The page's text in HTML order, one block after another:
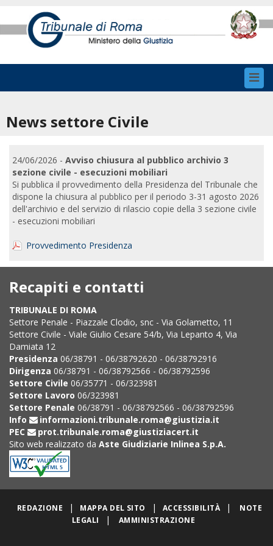
News settore Civile
24/06/2026 - Avviso chiusura al pubblico archivio 3
sezione civile - esecuzioni mobiliari
Si pubblica il provvedimento della Presidenza del Tribunale che
dispone la chiusura al pubblico per il periodo 3-31 agosto 2026
dell'archivio e del servizio di rilascio copie della 3 sezione civile
- esecuzioni mobiliari
Provvedimento Presidenza
Recapiti e contatti
TRIBUNALE DI ROMA
Settore Penale - Piazzale Clodio, snc - Via Golametto, 11
Settore Civile - Viale Giulio Cesare 54/b, Via Lepanto 4, Via
Damiata 12
Presidenza 06/38791 - 06/38792620 - 06/38792916
Dirigenza 06/38791 - 06/38792566 - 06/38792596
Settore Civile 06/35771 - 06/323981
Settore Lavoro 06/323981
Settore Penale 06/38791 - 06/38792566 - 06/38792596
Info
informazioni.tribunale.roma@giustizia.it
PEC
prot.tribunale.roma@giustiziacert.it
Sito web realizzato da Aste Giudiziarie Inlinea S.p.A.
REDAZIONE | MAPPA DEL SITO | ACCESSIBILITÀ |
NOTE
LEGALI
| AMMINISTRAZIONE